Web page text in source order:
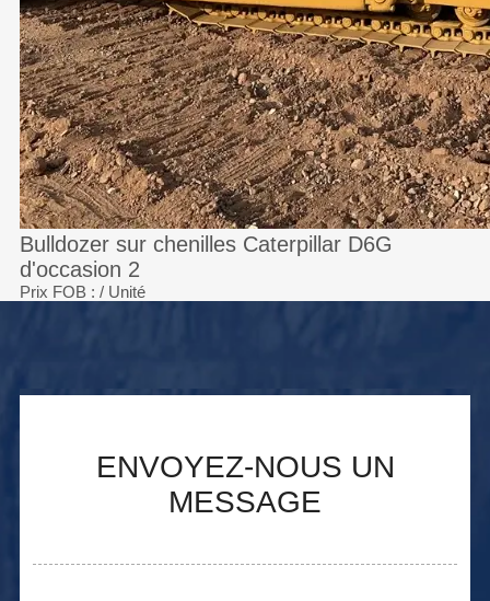
Bulldozer sur chenilles Caterpillar D6G
d'occasion 2
Prix FOB : / Unité
ENVOYEZ-NOUS UN
MESSAGE